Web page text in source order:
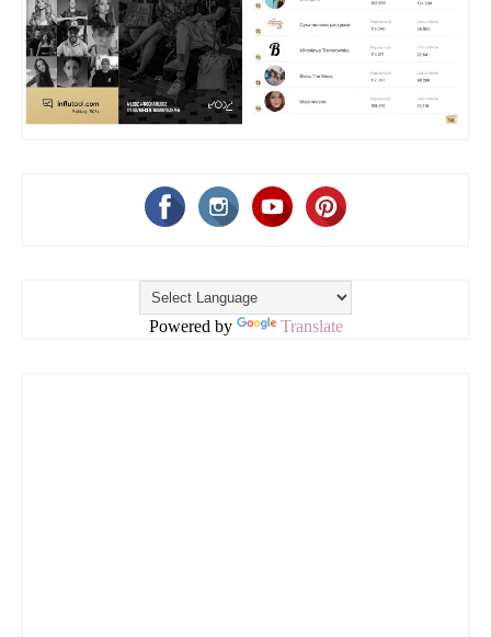
Powered by Translate